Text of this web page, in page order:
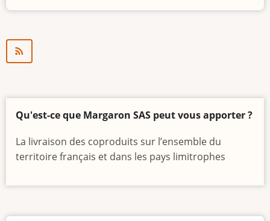
Qu'est-ce que Margaron SAS peut vous apporter ?
La livraison des coproduits sur l’ensemble du
territoire français et dans les pays limitrophes